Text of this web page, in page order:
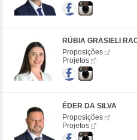
RÚBIA GRASIELI
Proposições
Projetos
ÉDER DA SILVA
Proposições
Projetos